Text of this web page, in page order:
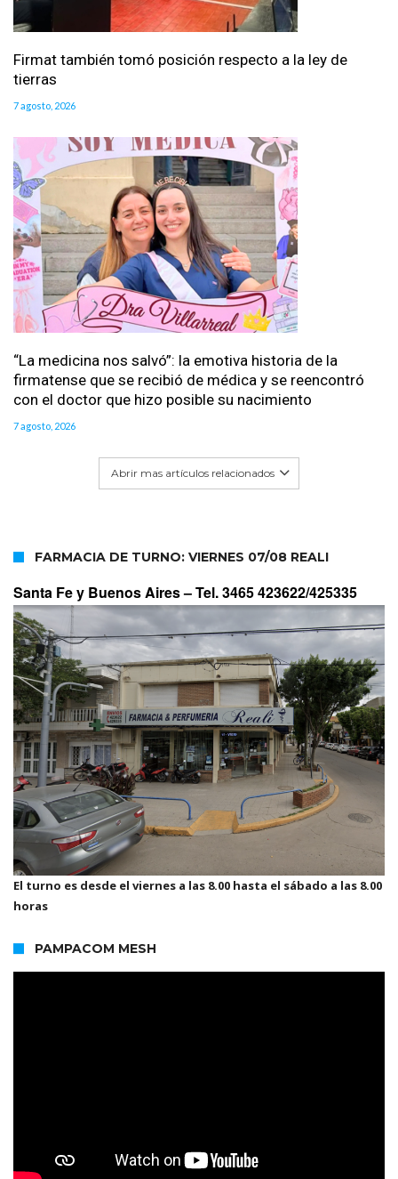
Firmat también tomó posición respecto a la ley de
tierras
7 agosto, 2026
“La medicina nos salvó”: la emotiva historia de la
firmatense que se recibió de médica y se reencontró
con el doctor que hizo posible su nacimiento
7 agosto, 2026
Abrir mas artículos relacionados
FARMACIA DE TURNO: VIERNES 07/08 REALI
Santa Fe y Buenos Aires –Tel. 3465 423622/425335
El turno es desde el viernes a las 8.00 hasta el sábado a las 8.00
horas
PAMPACOM MESH